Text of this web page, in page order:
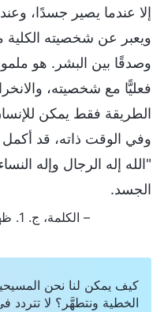
إلا عندما يصير جسدًا،
ويعبر عن شخصيته
وصدقًا بين البشر. هو
فعليًّا مع شخصيته،
الطريقة فقط يمكن
وفي الوقت ذاته، قد أكمل
"الله إله الرجال وإله
الجسد.
– الكلمة، ج. 1. ظهور الله وعمله. رؤية عمل الله (3)
كيف يمكن لنا نحن
الخطية ونتطهَّر؟ لا تتردد